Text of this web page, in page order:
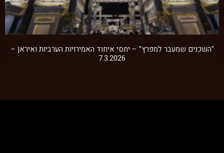
"השכנים שמעבר למפרץ" – יחסי איחוד האמירויות הערביות ואיראן –
7.3.2026